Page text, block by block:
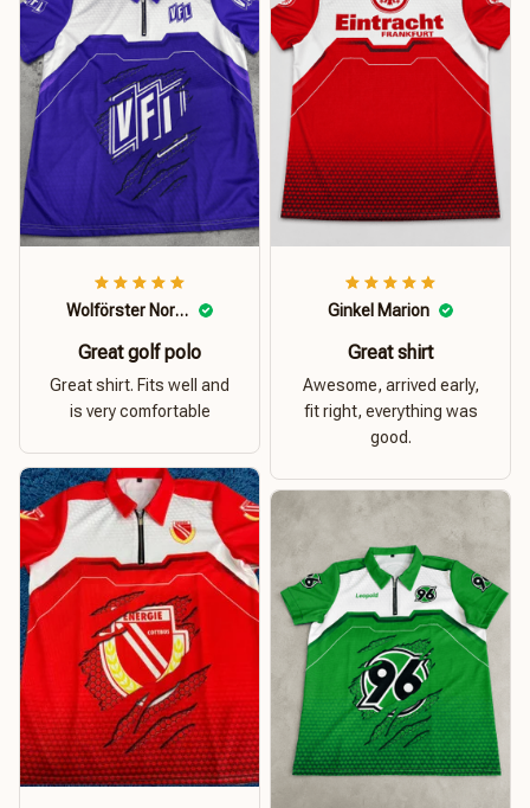
Wolförster Norbert
Great golf polo
Great shirt. Fits well and
is very comfortable
Ginkel Marion
Great shirt
Awesome, arrived early,
fit right, everything was
good.